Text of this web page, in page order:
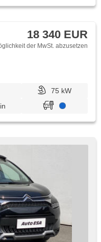
18 340 EUR
der MwSt. abzusetzen
75 kW